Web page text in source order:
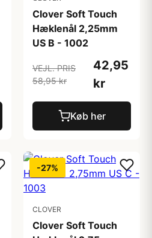
Clover Soft Touch
Hæklenål 2,25mm
US B - 1002
VEJL. PRIS
58,95 kr
42,95
kr
Køb her
-27%
CLOVER
Clover Soft Touch